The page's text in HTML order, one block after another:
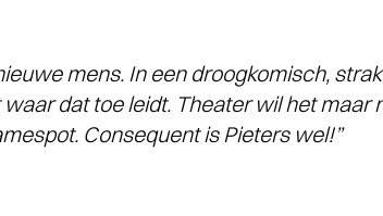
mens. In een droogkomisch, strak
dat toe leidt. Theater wil het maar
Consequent is Pieters wel!”